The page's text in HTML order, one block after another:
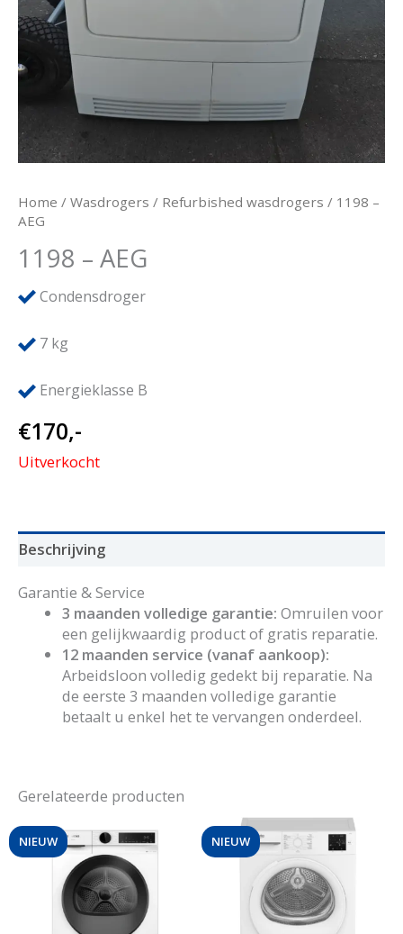
Home / Wasdrogers / Refurbished wasdrogers / 1198 –
AEG
1198 – AEG
Condensdroger
7 kg
Energieklasse B
€170,-
Uitverkocht
Beschrijving
Garantie & Service
3 maanden volledige garantie: Omruilen voor
een gelijkwaardig product of gratis reparatie.
12 maanden service (vanaf aankoop):
Arbeidsloon volledig gedekt bij reparatie. Na
de eerste 3 maanden volledige garantie
betaalt u enkel het te vervangen onderdeel.
Gerelateerde producten
NIEUW NIEUW